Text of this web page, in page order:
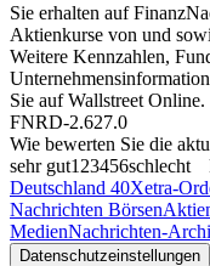
Sie erhalten auf
Aktienkurse von und
Weitere Kennzahlen,
Sie aufWallstreet Online.
FNRD-2.627.0
Wie bewerten Sie die
sehr gut1 23456schlecht
Deutschland 40Xetra-
Nachrichten Börsen
MedienNachrichten-
Datenschutzeinstellungen